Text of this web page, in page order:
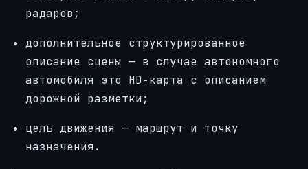
радаров;
дополнительное структурированное
описание сцены — в случае автономного
автомобиля это HD‑карта с описанием
дорожной разметки;
цель движения — маршрут и точку
назначения.